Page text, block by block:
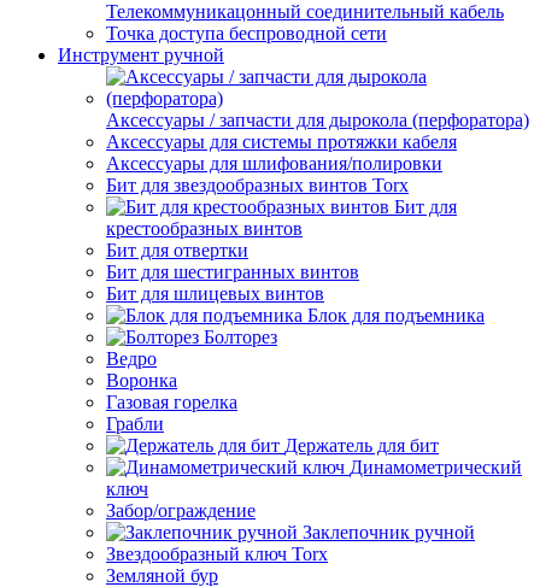
Телекоммуникацонный соединительный кабель
Точка доступа беспроводной сети
Инструмент ручной
Аксессуары / запчасти для дырокола (перфоратора)
Аксессуары для системы протяжки кабеля
Аксессуары для шлифования/полировки
Бит для звездообразных винтов Torx
Бит для
крестообразных винтов
Бит для отвертки
Бит для шестигранных винтов
Бит для шлицевых винтов
Блок для подъемника
Болторез
Ведро
Воронка
Газовая горелка
Грабли
Держатель для бит
Динамометрический
ключ
Забор/ограждение
Заклепочник ручной
Звездообразный ключ Torx
Земляной бур